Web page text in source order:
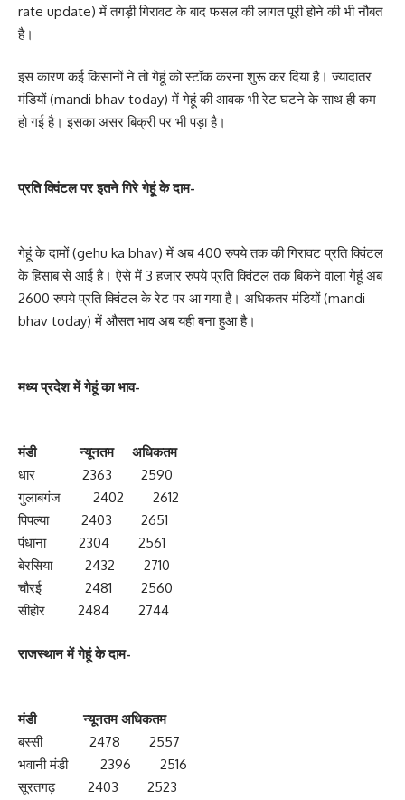
rate update) में तगड़ी गिरावट के बाद फसल की लागत पूरी होने की भी नौबत
है।
इस कारण कई किसानों ने तो गेहूं को स्टॉक करना शुरू कर दिया है। ज्यादातर
मंडियों (mandi bhav today) में गेहूं की आवक भी रेट घटने के साथ ही कम
हो गई है। इसका असर बिक्री पर भी पड़ा है।
प्रति क्विंटल पर इतने गिरे गेहूं के दाम-
गेहूं के दामों (gehu ka bhav) में अब 400 रुपये तक की गिरावट प्रति क्विंटल
के हिसाब से आई है। ऐसे में 3 हजार रुपये प्रति क्विंटल तक बिकने वाला गेहूं अब
2600 रुपये प्रति क्विंटल के रेट पर आ गया है। अधिकतर मंडियों (mandi
bhav today) में औसत भाव अब यही बना हुआ है।
मध्‍य प्रदेश में गेहूं का भाव-
मंडी न्‍यूनतम अध‍िकतम
धार 2363 2590
गुलाबगंज 2402 2612
पिपल्या 2403 2651
पंधाना 2304 2561
बेरसिया 2432 2710
चौरई 2481 2560
सीहोर 2484 2744
राजस्थान में गेहूं के दाम-
मंडी न्‍यूनतम अध‍िकतम
बस्सी 2478 2557
भवानी मंडी 2396 2516
सूरतगढ़ 2403 2523